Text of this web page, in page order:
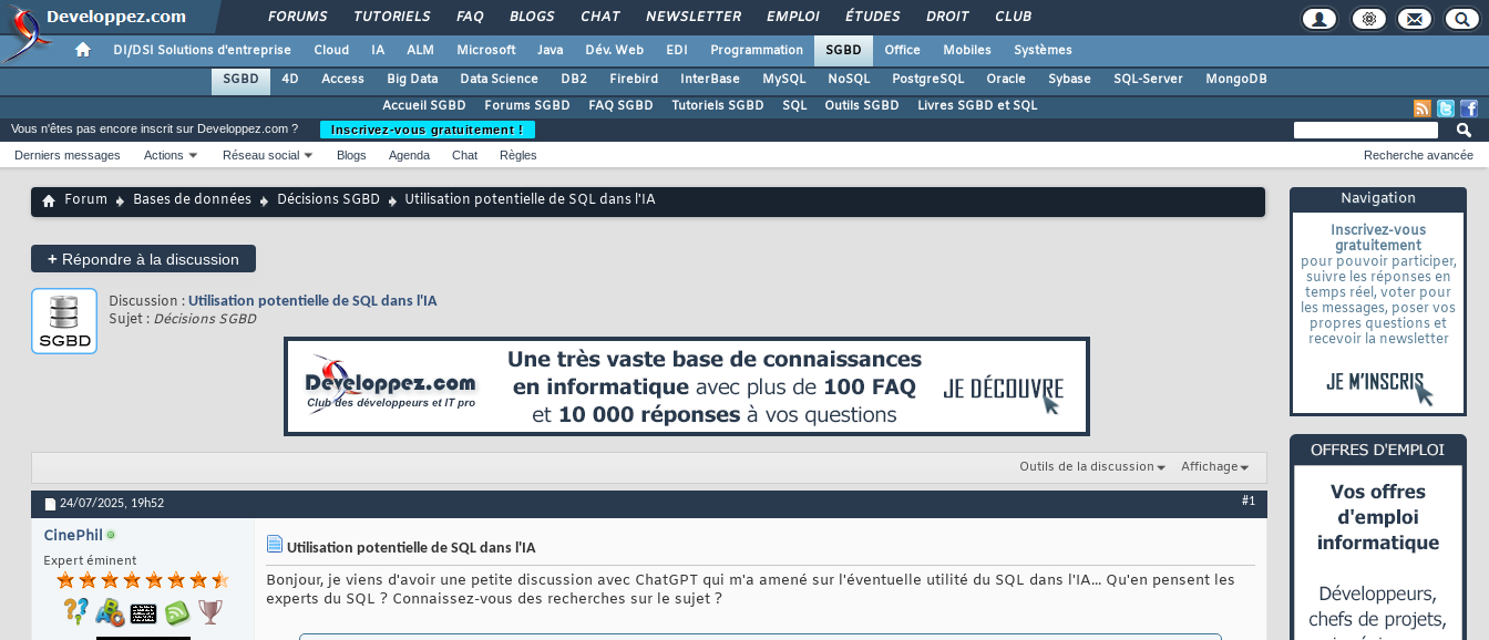
FORUMS TUTORIELS FAQ BLOGS CHAT NEWSLETTER EMPLOI ÉTUDES DROIT CLUB
DI/DSI Solutions d'entreprise Cloud IA ALM Microsoft Java Dév. Web EDI Programmation SGBD Office Mobiles
Systèmes
SGBD
4D Access Big Data Data Science DB2 Firebird InterBase MySQL NoSQL PostgreSQL Oracle Sybase SQL-Server
MongoDB
Accueil SGBD
Forums SGBD FAQ SGBD Tutoriels SGBD SQL Outils SGBD Livres SGBD et SQL
Navigation
Inscrivez-vous
gratuitement
pour pouvoir participer,
suivre les réponses en
temps réel, voter pour
les messages, poser vos
propres questions et
recevoir la newsletter
Vous n'êtes pas encore inscrit sur Developpez.com ?
Inscrivez-vous gratuitement !
Derniers messages
Actions Réseau social Blogs Agenda Chat Règles Recherche avancée
Forum Bases de données Décisions SGBD Utilisation potentielle de SQL dans l'IA
+ Répondre à la discussion
Discussion : Utilisation potentielle de SQL dans l'IA
Sujet : Décisions SGBD
Outils de la discussion Affichage
24/07/2025, 19h52 #1
CinePhil
Expert éminent
Utilisation potentielle de SQL dans l'IA
Bonjour, je viens d'avoir une petite discussion avec ChatGPT qui m'a amené sur l'éventuelle utilité du SQL dans l'IA... Qu'en pensent les
experts du SQL ? Connaissez-vous des recherches sur le sujet ?